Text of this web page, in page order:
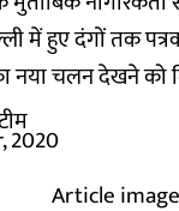
में हुए दंगों तक
नया चलन देखने को
2020